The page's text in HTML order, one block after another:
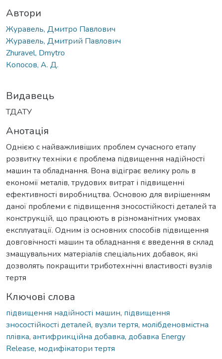
Автори
Журавель, Дмитро Павлович
Журавель, Дмитрий Павлович
Zhuravel, Dmytro
Копосов, А. Д.
Видавець
ТДАТУ
Анотація
Однією с найважливіших проблем сучасного етапу
розвитку техніки є проблема підвищення надійності
машин та обладнання. Вона відіграє велику роль в
економії металів, трудових витрат і підвищенні
ефективності виробництва. Основою для вирішенням
даної проблеми є підвищення зносостійкості деталей та
конструкцій, що працюють в різноманітних умовах
експлуатації. Одним із основних способів підвищення
довговічності машин та обладнання є введення в склад
змащувальних матеріалів спеціальних добавок, які
дозволять покращити триботехнічні властивості вузлів
тертя
Ключові слова
підвищення надійності машин, підвищення
зносостійкості деталей, вузли тертя, молібденовмістна
плівка, антифрикційна добавка, добавка Energy
Release, модифікатори тертя